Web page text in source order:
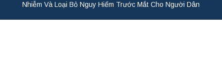
Nhiễm Và Loại Bỏ Nguy Hiểm Trước Mắt Cho Người Dân